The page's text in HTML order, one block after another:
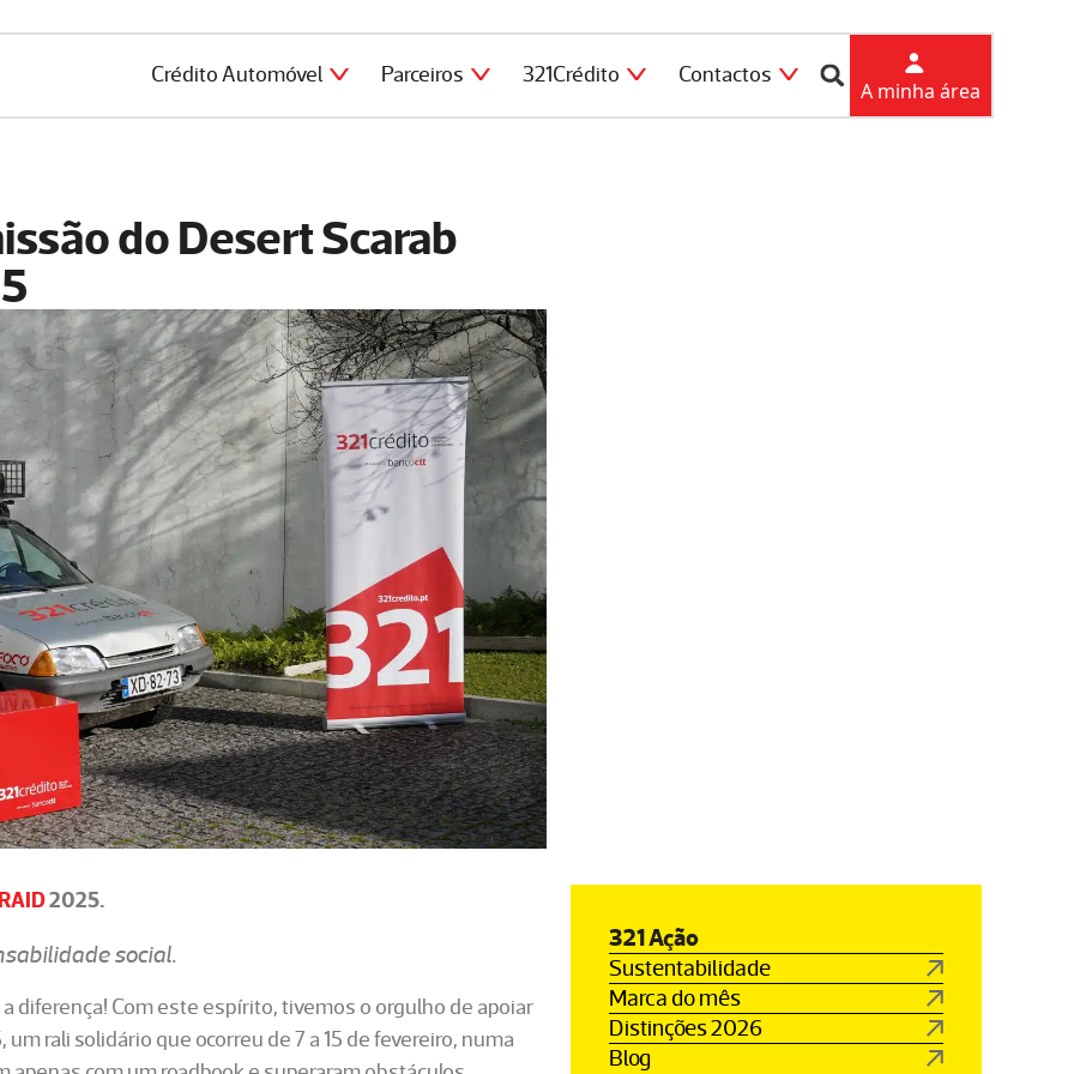
Crédito Automóvel Parceiros 321Crédito Contactos
A minha área
do Desert Scarab
2025.
social.
diferença! Com este espírito, tivemos o orgulho de apoiar
um rali solidário que ocorreu de 7 a 15 de fevereiro, numa
321 Ação
Sustentabilidade
Marca do mês
Distinções 2026
Blog